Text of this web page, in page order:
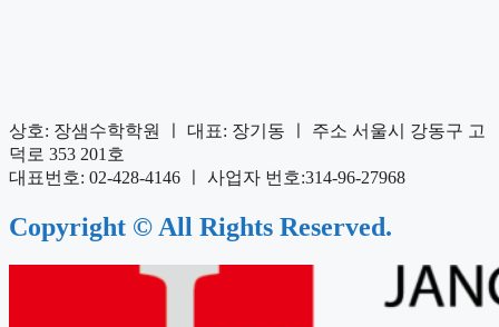
상호: 장샘수학학원 ㅣ 대표: 장기동 ㅣ 주소 서울시 강동구 고
덕로 353 201호
대표번호: 02-428-4146 ㅣ 사업자 번호:314-96-27968
Copyright © All Rights Reserved.